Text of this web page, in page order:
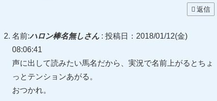
返信
名前:ハロン棒名無しさん : 投稿日：2018/01/12(金)
08:06:41
声に出して読みたい馬名だから、実況で名前上がるとちょ
っとテンションあがる。
おつかれ。